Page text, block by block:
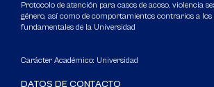
Protocolo de atención para casos de acoso, violencia
género, así como de comportamientos contrarios a
fundamentales de la Universidad
Carácter Académico: Universidad
DATOS DE CONTACTO